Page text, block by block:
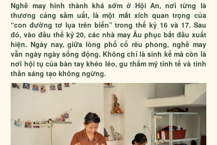
Nghề may hình thành khá sớm ở Hội An, nơi từng là
thương cảng sầm uất, là một mắt xích quan trọng của
“con đường tơ lụa trên biển” trong thế kỷ 16 và 17. Sau
đó, vào đầu thế kỷ 20, các nhà may Âu phục bắt đầu xuất
hiện. Ngày nay, giữa lòng phố cổ rêu phong, nghề may
vẫn ngày ngày sống động. Không chỉ là sinh kế mà còn là
nơi hội tụ của bàn tay khéo léo, gu thẩm mỹ tinh tế và tinh
thần sáng tạo không ngừng.